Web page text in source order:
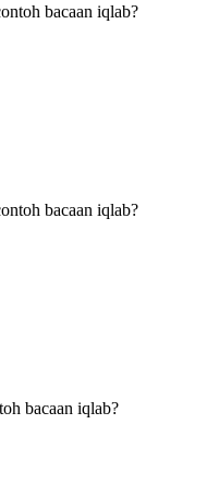
bacaan iqlab?
bacaan iqlab?
bacaan iqlab?